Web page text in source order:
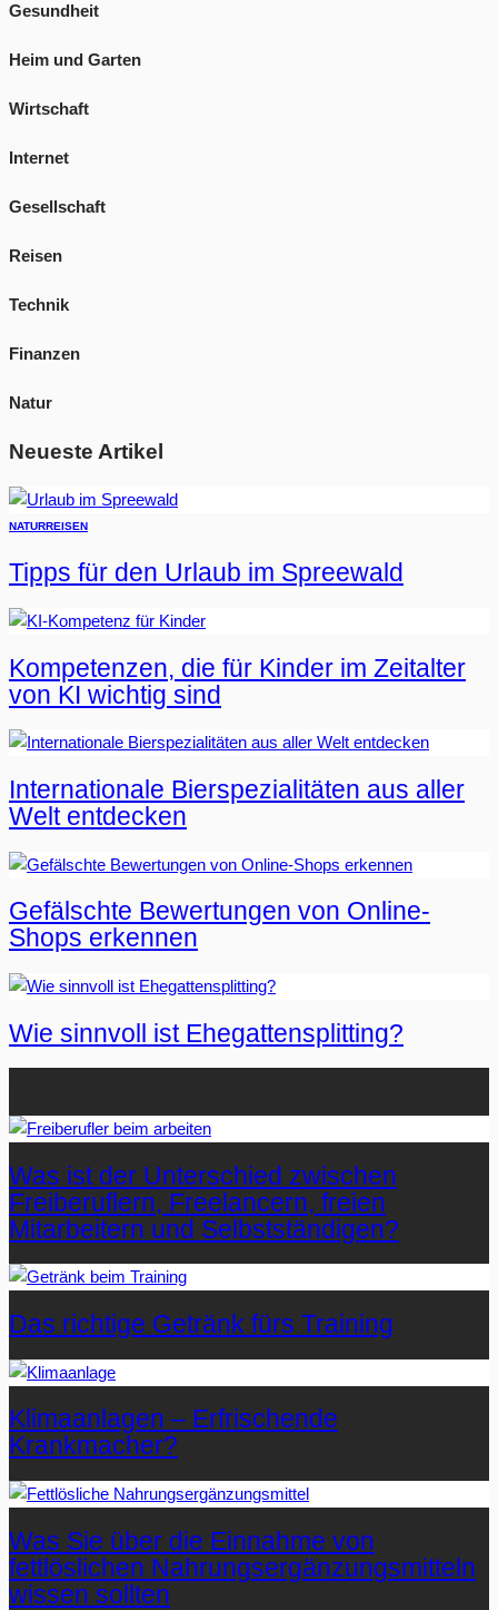
Gesundheit
Heim und Garten
Wirtschaft
Internet
Gesellschaft
Reisen
Technik
Finanzen
Natur
Neueste Artikel
NATURREISEN
Tipps für den Urlaub im Spreewald
Kompetenzen, die für Kinder im Zeitalter
von KI wichtig sind
Internationale Bierspezialitäten aus aller
Welt entdecken
Gefälschte Bewertungen von Online-
Shops erkennen
Wie sinnvoll ist Ehegattensplitting?
Was ist der Unterschied zwischen
Freiberuflern, Freelancern, freien
Mitarbeitern und Selbstständigen?
Das richtige Getränk fürs Training
Klimaanlagen – Erfrischende
Krankmacher?
Was Sie über die Einnahme von
fettlöslichen Nahrungsergänzungsmitteln
wissen sollten